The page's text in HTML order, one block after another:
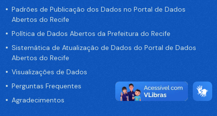
Padrões de Publicação dos Dados no Portal de Dados
Abertos do Recife
Política de Dados Abertos da Prefeitura do Recife
Sistemática de Atualização de Dados do Portal de Dados
Abertos do Recife
Visualizações de Dados
Perguntas Frequentes
Agradecimentos